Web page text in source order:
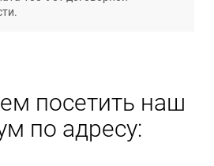
посетить наш
по адресу: